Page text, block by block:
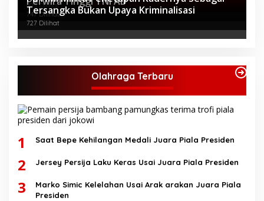
Pemecatan Pj Bupati Buton Selatan*
805 Dilihat
747 Dilihat
Tersangka Bukan Upaya Kriminalisasi
727 Dilihat
Olahraga Terbaru
1 Saat Bepe Kehilangan Medali Juara Piala Presiden
2 Jersey Persija Laku Keras Usai Juara Piala Presiden
3
Marko Simic Kelelahan Usai Arak arakan Juara Piala
Presiden